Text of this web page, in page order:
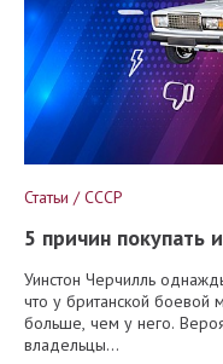
Статьи / СССР
5 причин покупать
Уинстон Черчилль
что у британской боевой
больше, чем у него.
владельцы...